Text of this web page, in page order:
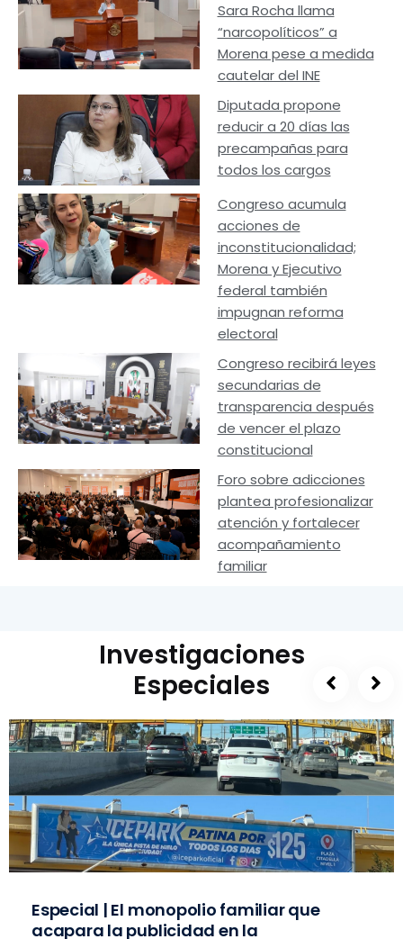
Sara Rocha llama
“narcopolíticos” a
Morena pese a medida
cautelar del INE
Diputada propone
reducir a 20 días las
precampañas para
todos los cargos
Congreso acumula
acciones de
inconstitucionalidad;
Morena y Ejecutivo
federal también
impugnan reforma
electoral
Congreso recibirá leyes
secundarias de
transparencia después
de vencer el plazo
constitucional
Foro sobre adicciones
plantea profesionalizar
atención y fortalecer
acompañamiento
familiar
Investigaciones
Especiales
Especial | El monopolio familiar que
acapara la publicidad en la